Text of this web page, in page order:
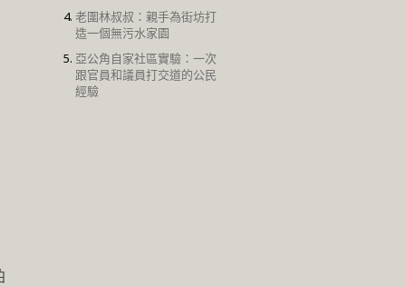
老圍林叔叔：親手為街坊打
造一個無污水家園
亞公角自家社區實驗：一次
跟官員和議員打交道的公民
經驗